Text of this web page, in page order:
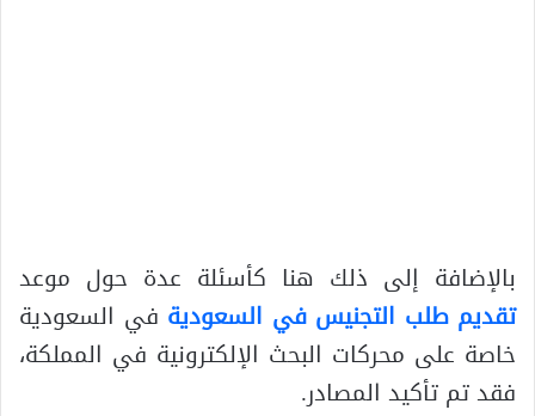
بالإضافة إلى ذلك هنا كأسئلة عدة حول موعد
تقديم طلب التجنيس في السعودية في السعودية
خاصة على محركات البحث الإلكترونية في المملكة،
فقد تم تأكيد المصادر.